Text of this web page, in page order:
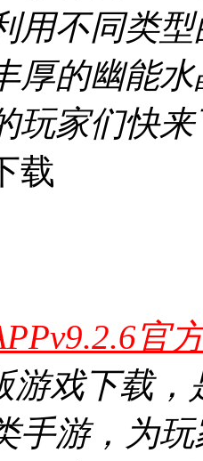
用不同类
厚的幽能
玩家们快
载
官
游戏下载
手游，为